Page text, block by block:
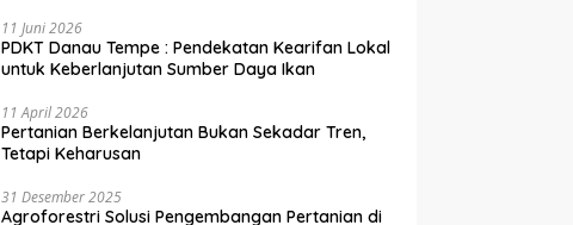
11 Juni 2026
PDKT Danau Tempe : Pendekatan Kearifan Lokal
untuk Keberlanjutan Sumber Daya Ikan
11 April 2026
Pertanian Berkelanjutan Bukan Sekadar Tren,
Tetapi Keharusan
31 Desember 2025
Agroforestri Solusi Pengembangan Pertanian di